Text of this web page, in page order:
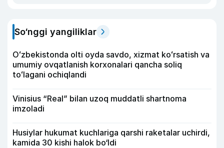
So‘nggi yangiliklar
Oʻzbekistonda olti oyda savdo, xizmat koʻrsatish va
umumiy ovqatlanish korxonalari qancha soliq
toʻlagani ochiqlandi
Vinisius “Real” bilan uzoq muddatli shartnoma
imzoladi
Husiylar hukumat kuchlariga qarshi raketalar uchirdi,
kamida 30 kishi halok bo‘ldi